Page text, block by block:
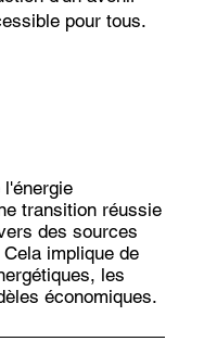
pour tous.
transition réussie
des sources
implique de
les
économiques.